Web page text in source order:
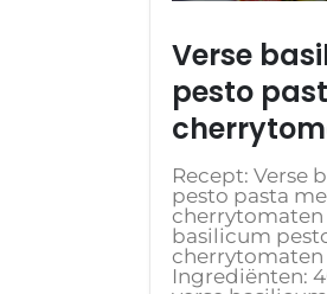
Verse
pesto
Recept: Verse
pesto pasta
cherrytomaten
basilicum
cherrytomaten
Ingrediënten: